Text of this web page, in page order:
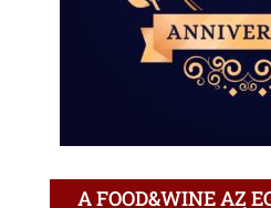
A FOOD&WINE AZ